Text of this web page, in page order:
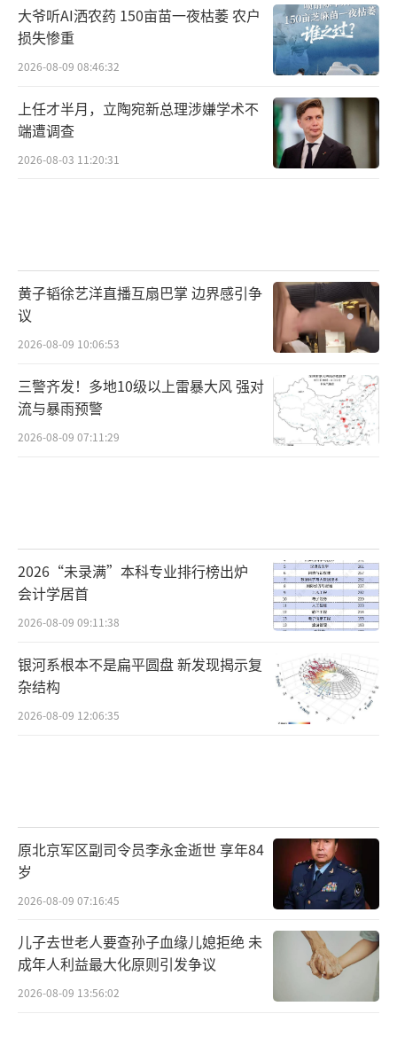
大爷听AI洒农药 150亩苗一夜枯萎 农户
损失惨重
2026-08-09 08:46:32
上任才半月，立陶宛新总理涉嫌学术不
端遭调查
2026-08-03 11:20:31
黄子韬徐艺洋直播互扇巴掌 边界感引争
议
2026-08-09 10:06:53
三警齐发！多地10级以上雷暴大风 强对
流与暴雨预警
2026-08-09 07:11:29
2026“未录满”本科专业排行榜出炉
会计学居首
2026-08-09 09:11:38
银河系根本不是扁平圆盘 新发现揭示复
杂结构
2026-08-09 12:06:35
原北京军区副司令员李永金逝世 享年84
岁
2026-08-09 07:16:45
儿子去世老人要查孙子血缘儿媳拒绝 未
成年人利益最大化原则引发争议
2026-08-09 13:56:02